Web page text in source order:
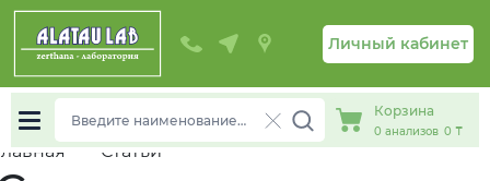
Личный кабинет
Корзина
0 анализов 0 ₸
chevron_right Статьи